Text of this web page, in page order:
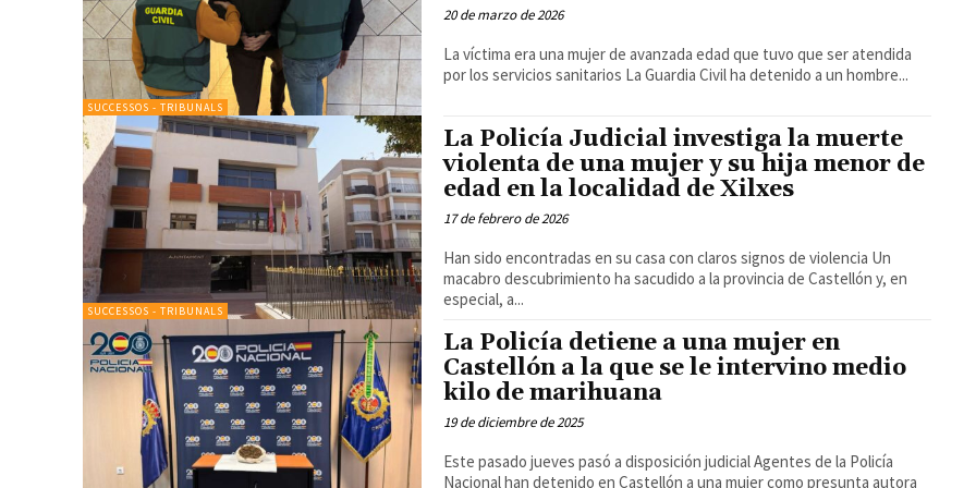
SUCCESSOS - TRIBUNALS
20 de marzo de 2026
La víctima era una mujer de avanzada edad que tuvo que ser atendida
por los servicios sanitarios La Guardia Civil ha detenido a un hombre...
SUCCESSOS - TRIBUNALS
La Policía Judicial investiga la muerte
violenta de una mujer y su hija menor de
edad en la localidad de Xilxes
17 de febrero de 2026
Han sido encontradas en su casa con claros signos de violencia Un
macabro descubrimiento ha sacudido a la provincia de Castellón y, en
especial, a...
La Policía detiene a una mujer en
Castellón a la que se le intervino medio
kilo de marihuana
19 de diciembre de 2025
Este pasado jueves pasó a disposición judicial Agentes de la Policía
Nacional han detenido en Castellón a una mujer como presunta autora